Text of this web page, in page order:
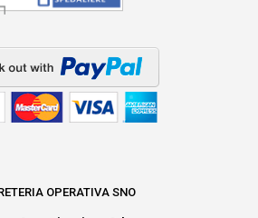
OPERATIVA SNO